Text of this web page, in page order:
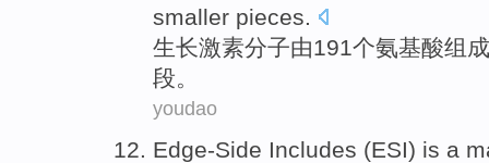
smaller pieces.
生长激素分子由191个氨基酸组
段。
youdao
Edge-Side Includes (ESI) is a